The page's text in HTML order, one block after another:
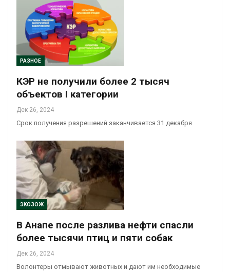
РАЗНОЕ
КЭР не получили более 2 тысяч
объектов I категории
Дек 26, 2024
Срок получения разрешений заканчивается 31 декабря
ЭКОЗОЖ
В Анапе после разлива нефти спасли
более тысячи птиц и пяти собак
Дек 26, 2024
Волонтеры отмывают животных и дают им необходимые